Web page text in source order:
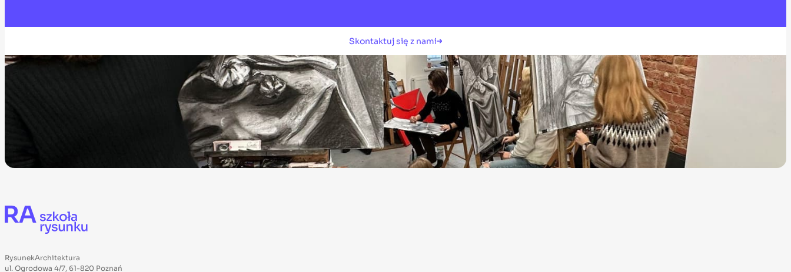
Skontaktuj się z nami
RysunekArchitektura
ul. Ogrodowa 4/7, 61-820 Poznań